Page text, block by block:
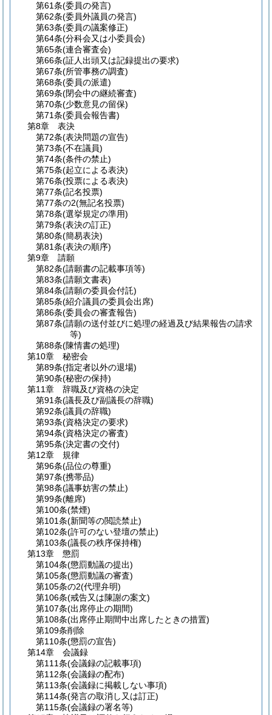
第61条(委員の発言)
第62条(委員外議員の発言)
第63条(委員の議案修正)
第64条(分科会又は小委員会)
第65条(連合審査会)
第66条(証人出頭又は記録提出の要求)
第67条(所管事務の調査)
第68条(委員の派遣)
第69条(閉会中の継続審査)
第70条(少数意見の留保)
第71条(委員会報告書)
第8章
表決
第72条(表決問題の宣告)
第73条(不在議員)
第74条(条件の禁止)
第75条(起立による表決)
第76条(投票による表決)
第77条(記名投票)
第77条の2(無記名投票)
第78条(選挙規定の準用)
第79条(表決の訂正)
第80条(簡易表決)
第81条(表決の順序)
第9章
請願
第82条(請願書の記載事項等)
第83条(請願文書表)
第84条(請願の委員会付託)
第85条(紹介議員の委員会出席)
第86条(委員会の審査報告)
第87条(請願の送付並びに処理の経過及び結果報告の請求
等)
第88条(陳情書の処理)
第10章
秘密会
第89条(指定者以外の退場)
第90条(秘密の保持)
第11章
辞職及び資格の決定
第91条(議長及び副議長の辞職)
第92条(議員の辞職)
第93条(資格決定の要求)
第94条(資格決定の審査)
第95条(決定書の交付)
第12章
規律
第96条(品位の尊重)
第97条(携帯品)
第98条(議事妨害の禁止)
第99条(離席)
第100条(禁煙)
第101条(新聞等の閲読禁止)
第102条(許可のない登壇の禁止)
第103条(議長の秩序保持権)
第13章
懲罰
第104条(懲罰動議の提出)
第105条(懲罰動議の審査)
第105条の2(代理弁明)
第106条(戒告又は陳謝の案文)
第107条(出席停止の期間)
第108条(出席停止期間中出席したときの措置)
第109条削除
第110条(懲罰の宣告)
第14章
会議録
第111条(会議録の記載事項)
第112条(会議録の配布)
第113条(会議録に掲載しない事項)
第114条(発言の取消し又は訂正)
第115条(会議録の署名等)